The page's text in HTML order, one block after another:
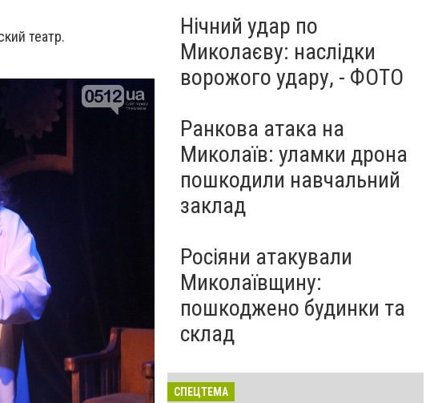
театр.
Нічний удар по
Миколаєву: наслідки
ворожого удару, - ФОТО
Ранкова атака на
Миколаїв: уламки дрона
пошкодили навчальний
заклад
Росіяни атакували
Миколаївщину:
пошкоджено будинки та
склад
СПЕЦТЕМА